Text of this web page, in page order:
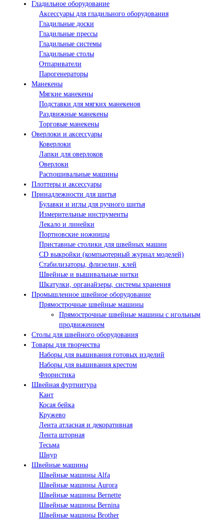
Гладильное оборудование
Аксессуары для гладильного оборудования
Гладильные доски
Гладильные прессы
Гладильные системы
Гладильные столы
Отпариватели
Парогенераторы
Манекены
Мягкие манекены
Подставки для мягких манекенов
Раздвижные манекены
Торговые манекены
Оверлоки и аксессуары
Коверлоки
Лапки для оверлоков
Оверлоки
Распошивальные машины
Плоттеры и аксессуары
Принадлежности для шитья
Булавки и иглы для ручного шитья
Измерительные инструменты
Лекало и линейки
Портновские ножницы
Приставные столики для швейных машин
СD выкройки (компьютерный журнал моделей)
Стабилизаторы, флизелин, клей
Швейные и вышивальные нитки
Шкатулки, органайзеры, системы хранения
Промышленное швейное оборудование
Прямострочные швейные машины
Прямострочные швейные машины с игольным
продвижением
Столы для швейного оборудования
Товары для творчества
Наборы для вышивания готовых изделий
Наборы для вышивания крестом
Флористика
Швейная фуртнитура
Кант
Косая бейка
Кружево
Лента aтласная и декоративная
Лента шторная
Тесьма
Шнур
Швейные машины
Швейные машины Alfa
Швейные машины Aurora
Швейные машины Bernette
Швейные машины Bernina
Швейные машины Brother